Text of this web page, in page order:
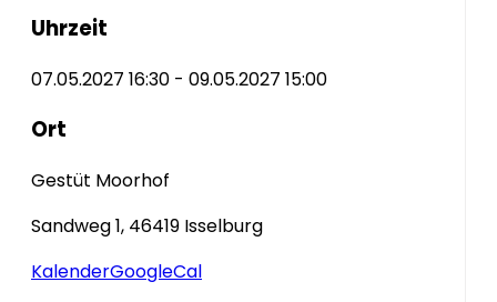
Uhrzeit
07.05.2027 16:30 - 09.05.2027 15:00
Ort
Gestüt Moorhof
Sandweg 1, 46419 Isselburg
KalenderGoogleCal